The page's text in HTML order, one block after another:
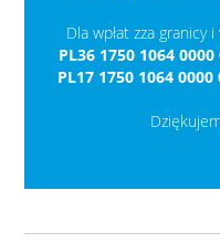
Dla wpłat zza granicy
PL36 1750 1064
PL17 1750 1064